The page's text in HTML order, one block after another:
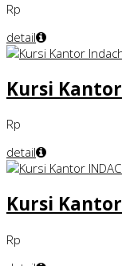
Rp
detail
Kursi
Rp
detail
Kursi Kantor
Rp